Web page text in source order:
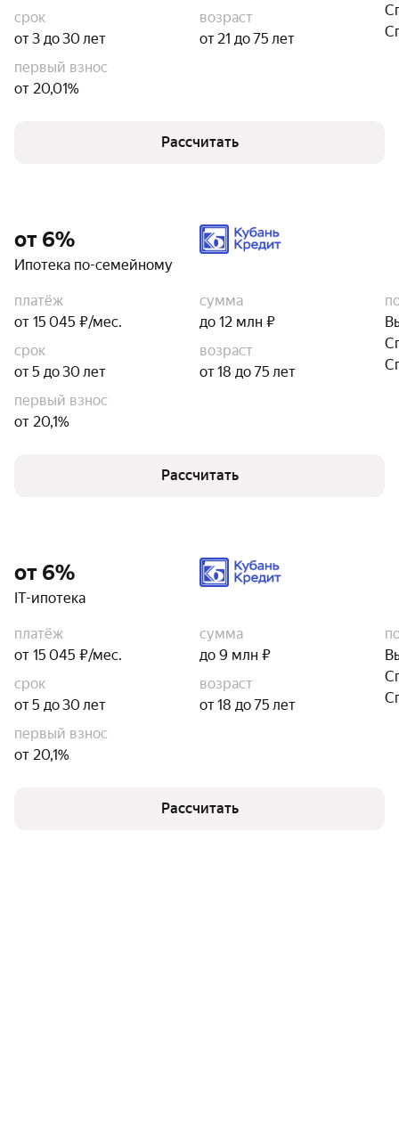
срок
от 3 до 30 лет
возраст
от 21 до 75 лет
первый взнос
от 20,01%
Рассчитать
от 6%
Ипотека по-семейному
платёж
от 15 045 ₽/мес.
сумма
до 12 млн ₽
срок
от 5 до 30 лет
возраст
от 18 до 75 лет
первый взнос
от 20,1%
Рассчитать
от 6%
IT-ипотека
платёж
от 15 045 ₽/мес.
сумма
до 9 млн ₽
срок
от 5 до 30 лет
возраст
от 18 до 75 лет
первый взнос
от 20,1%
Рассчитать